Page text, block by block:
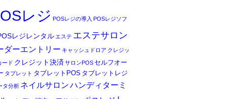
レジ POSレジの導入 POSレジソフ
レジレンタル エステ エステサロン
ダーエントリー キャッシュドロア クレジッ
ード クレジット決済 サロンPOS セルフオー
タブレット タブレットPOS タブレットレジ
タ分析 ネイルサロンハンディターミ